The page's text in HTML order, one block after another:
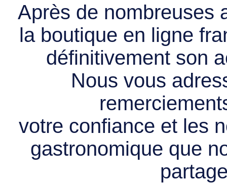
Après de nombreuses
la boutique en ligne
définitivement son
Nous vous
votre confiance et les
gastronomique que